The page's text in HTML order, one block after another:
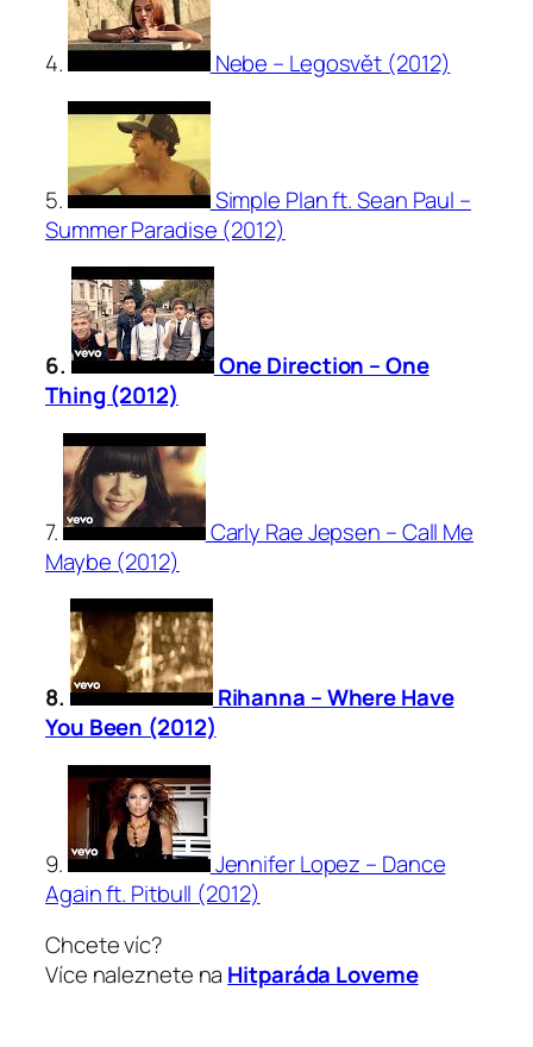
4. Nebe – Legosvět (2012)
5.
Simple Plan ft. Sean Paul –
Summer Paradise (2012)
6.
One Direction – One
Thing (2012)
7.
Carly Rae Jepsen – Call Me
Maybe (2012)
8.
Rihanna – Where Have
You Been (2012)
9.
Jennifer Lopez – Dance
Again ft. Pitbull (2012)
Chcete víc?
Více naleznete na Hitparáda Loveme